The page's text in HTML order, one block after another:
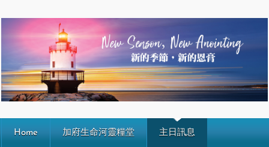
Home 加府生命河靈糧堂 主日訊息